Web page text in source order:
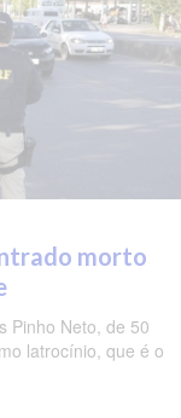
morto
Pinho Neto, de 50
latrocínio, que é o